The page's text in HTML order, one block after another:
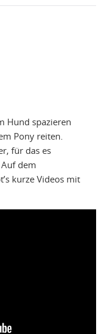
Hund spazieren
Pony reiten.
für das es
dem
kurze Videos mit